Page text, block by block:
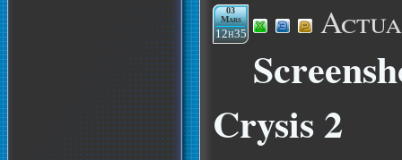
03
Mars
12h35
Crysis 2